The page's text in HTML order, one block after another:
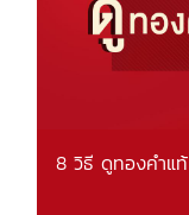
8 วิธี ดูทองคำแท้